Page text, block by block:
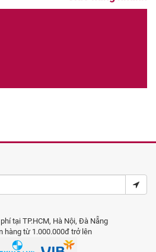
tại TP.HCM, Hà Nội, Đà Nẵng
hàng từ 1.000.000đ trở lên